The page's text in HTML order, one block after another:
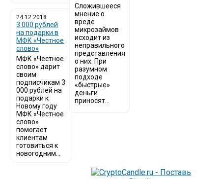
24.12.2018
3 000 рублей
на подарки в
МФК «Честное
слово»
МФК «Честное
слово» дарит
своим
подписчикам 3
000 рублей на
подарки к
Новому году
МФК «Честное
слово»
помогает
клиентам
готовиться к
новогодним...
Сложившееся
мнение о
вреде
микрозаймов
исходит из
неправильного
представления
о них. При
разумном
подходе
«быстрые»
деньги
приносят...